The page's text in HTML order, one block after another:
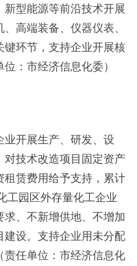
型能源等前沿技术开展
高端装备、仪器仪表、
键环节，支持企业开展核
：市经济信息化委）
业开展生产、研发、设
对技术改造项目固定资产
租赁费用给予支持，累计
工园区外存量化工企业
、不新增供地、不增加
建设。支持企业用未分配
责任单位：市经济信息化